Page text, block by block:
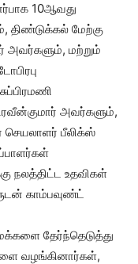
10ஆவது
திண்டுக்கல் மேற்கு
அவர்களும், மற்றும்
அவர்களும்,
பீலிக்ஸ்
நலத்திட்ட உதவிகள்
காம்பவுண்ட்
தேர்ந்தெடுத்து
வழங்கினார்கள்,